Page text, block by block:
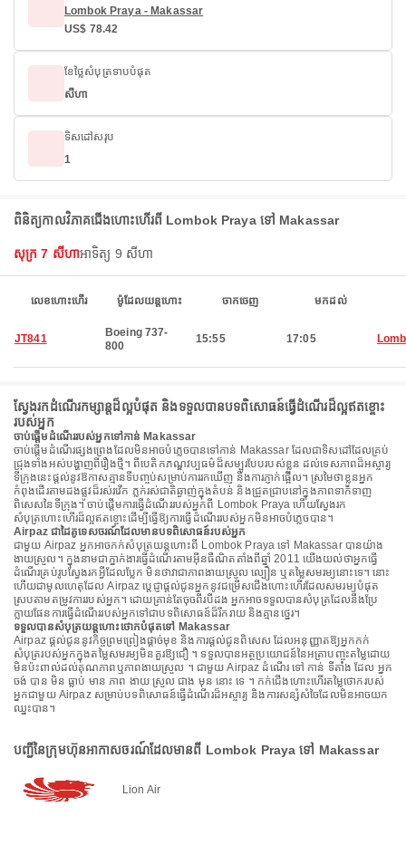
Lombok Praya - Makassar
US$ 78.42
ខែថ្លៃសំបុត្រទាបបំផុត
សីហា
ទិសដៅសរុប
1
ពិនិត្យកាលវិភាគជើងហោះហើរពី Lombok Praya ទៅ Makassar
សុក្រ 7 សីហាអាទិត្យ 9 សីហា
លេខហោះហើរ ម៉ូដែលយន្តហោះ ចាកចេញ មកដល់
JT841
Boeing 737-
800
15:55 17:05
ស្វែងរកដំណើរកម្សាន្តដ៏ល្អបំផុត និងទទួលបានបទពិសោធន៍ធ្វើដំណើរដ៏ល្អឥតខ្ចោះ
របស់អ្នក
ចាប់ផ្តើមដំណើររបស់អ្នកទៅកាន់ Makassar
ចាប់ផ្តើមដំណើរផ្សងព្រេងដែលមិនអាចបំភ្លេចបានទៅកាន់ Makassar ដែលជាទិសដៅដែលគ្រប់
ជ្រុងទាំងអស់បង្ហាញពីរឿងថ្មី។ ពីបេតិកភណ្ឌវប្បធម៌ដ៏សម្បូរបែបរបស់ខ្លួន ដល់ទេសភាពដ៏អស្ចារ្យ
ទីក្រុងនេះផ្តល់នូវឱកាសគ្មានទីបញ្ចប់សម្រាប់ការរកឃើញ និងការភ្ញាក់ផ្អើល។ ស្រមៃថាខ្លួនអ្នក
កំពុងដើរតាមដងផ្លូវដ៏រស់រវើក ភ្លក់រស់ជាតិឆ្ងាញ់ក្នុងតំបន់ និងជ្រួតជ្រាបនៅក្នុងភាពទាក់ទាញ
ពិសេសនៃទីក្រុង។ ចាប់ផ្តើមការធ្វើដំណើររបស់អ្នកពី Lombok Praya ហើយស្វែងរក
សំបុត្រហោះហើរដ៏ល្អឥតខ្ចោះដើម្បីធ្វើឱ្យការធ្វើដំណើររបស់អ្នកមិនអាចបំភ្លេចបាន។
Airpaz ជាដៃគូទេសចរណ៍ដែលមានបទពិសោធន៍របស់អ្នក
ជាមួយ Airpaz អ្នកអាចកក់សំបុត្រយន្តហោះពី Lombok Praya ទៅ Makassar បានយ៉ាង
ងាយស្រួល។ ក្នុងនាមជាភ្នាក់ងារធ្វើដំណើរតាមអ៊ីនធឺណិតតាំងពីឆ្នាំ 2011 យើងយល់ថាអ្នកធ្វើ
ដំណើរគ្រប់រូបស្វែងរកអ្វីដែលប្លែក មិនថាវាជាភាពងាយស្រួល ល្បឿន ឬតម្លៃសមរម្យនោះទេ។ នោះ
ហើយជាមូលហេតុដែល Airpaz ប្តេជ្ញាផ្តល់ជូនអ្នកនូវជម្រើសជើងហោះហើរដែលសមរម្យបំផុត
ស្របតាមតម្រូវការរបស់អ្នក។ ដោយគ្រាន់តែចុចពីរបីដង អ្នកអាចទទួលបានសំបុត្រដែលនឹងប្រែ
ក្លាយផែនការធ្វើដំណើររបស់អ្នកទៅជាបទពិសោធន៍ដ៏រីករាយ និងគ្មានថ្នេរ។
ទទួលបានសំបុត្រយន្តហោះថោកបំផុតទៅ Makassar
Airpaz ផ្តល់ជូននូវកិច្ចព្រមព្រៀងផ្តាច់មុខ និងការផ្តល់ជូនពិសេស ដែលអនុញ្ញាតឱ្យអ្នកកក់
សំបុត្ររបស់អ្នកក្នុងតម្លៃសមរម្យមិនគួរឱ្យជឿ ។ ទទួលបានអត្ថប្រយោជន៍នៃអត្រាបញ្ចុះតម្លៃដោយ
មិនប៉ះពាល់ដល់គុណភាពឬភាពងាយស្រួល ។ ជាមួយ Airpaz ដំណើរ ទៅ កាន់ ទីតាំង ដែល អ្នក
ចង់ បាន មិន ធ្លាប់ មាន ភាព ងាយ ស្រួល ជាង មុន នោះ ទេ ។ កក់ជើងហោះហើរតម្លៃថោករបស់
អ្នកជាមួយ Airpaz សម្រាប់បទពិសោធន៍ធ្វើដំណើរដ៏អស្ចារ្យ និងការសន្សំសំចៃដែលមិនអាចយក
ឈ្នះបាន។
បញ្ជីនៃក្រុមហ៊ុនអាកាសចរណ៍ដែលមានពី Lombok Praya ទៅ Makassar
Lion Air